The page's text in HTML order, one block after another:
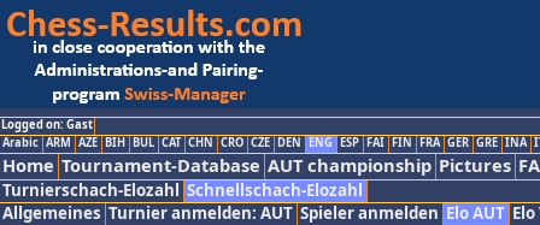
Logged on: Gast
Arabic ARM AZE BIH BUL CAT CHN CRO CZE DEN ENG ESP FAI FIN FRA GER GRE INA
Home Tournament-Database AUT championship Pictures
Turnierschach-Elozahl Schnellschach-Elozahl
Allgemeines Turnier anmelden: AUT Spieler anmelden Elo AUT